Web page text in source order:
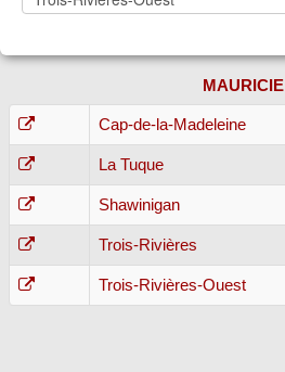
MAURICIE
Cap-de-la-Madeleine
La Tuque
Shawinigan
Trois-Rivières
Trois-Rivières-Ouest